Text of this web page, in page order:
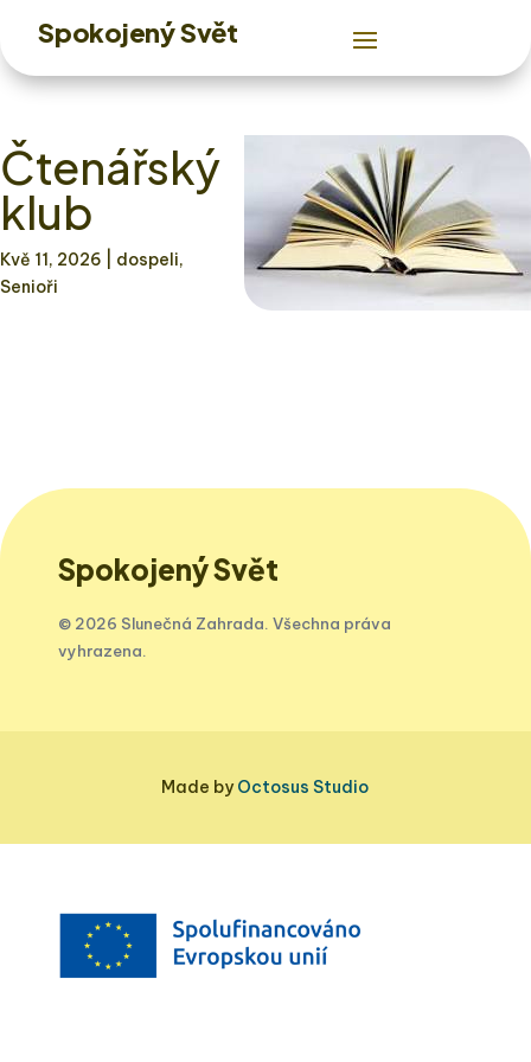
Spokojený Svět
Čtenářský
klub
Kvě 11, 2026 | dospeli,
Senioři
Spokojený Svět
© 2026 Slunečná Zahrada. Všechna práva
vyhrazena.
Made by Octosus Studio